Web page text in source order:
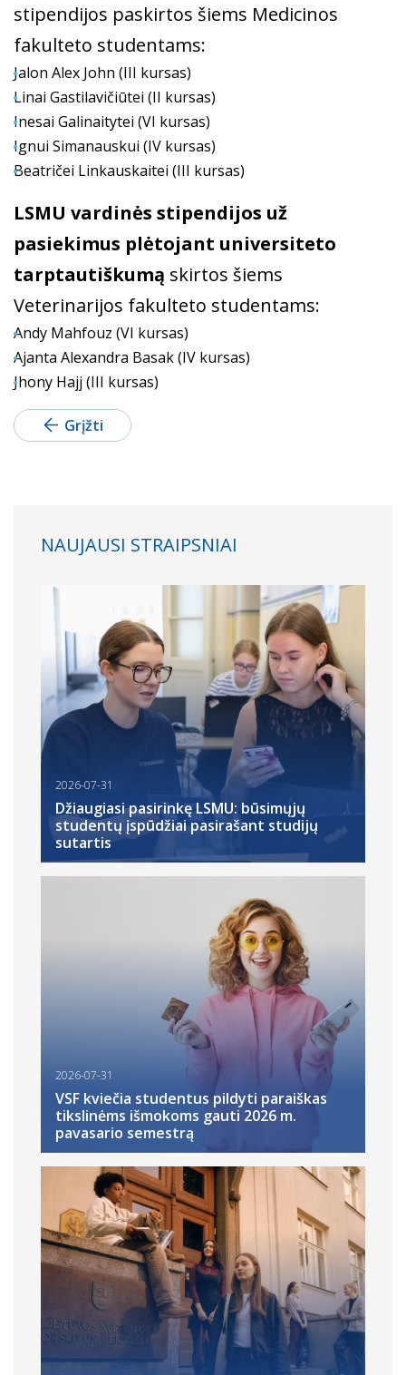
stipendijos paskirtos šiems Medicinos
fakulteto studentams:
Jalon Alex John (III kursas)
Linai Gastilavičiūtei (II kursas)
Inesai Galinaitytei (VI kursas)
Ignui Simanauskui (IV kursas)
Beatričei Linkauskaitei (III kursas)
LSMU vardinės stipendijos už
pasiekimus plėtojant universiteto
tarptautiškumą skirtos šiems
Veterinarijos fakulteto studentams:
Andy Mahfouz (VI kursas)
Ajanta Alexandra Basak (IV kursas)
Jhony Hajj (III kursas)
Grįžti
NAUJAUSI STRAIPSNIAI
2026-07-31
Džiaugiasi pasirinkę LSMU: būsimųjų
studentų įspūdžiai pasirašant studijų
sutartis
2026-07-31
VSF kviečia studentus pildyti paraiškas
tikslinėms išmokoms gauti 2026 m.
pavasario semestrą